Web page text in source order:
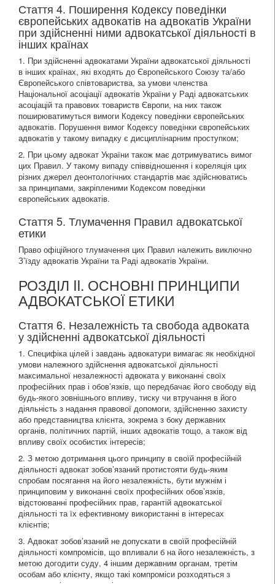
Стаття 4. Поширення Кодексу поведінки
європейських адвокатів на адвокатів України
при здійсненні ними адвокатської діяльності в
інших країнах
1. При здійсненні адвокатами України адвокатської діяльності
в інших країнах, які входять до Європейського Союзу та/або
Європейського співтовариства, за умови членства
Національної асоціації адвокатів України у Раді адвокатських
асоціацій та правових товариств Європи, на них також
поширюватимуться вимоги Кодексу поведінки європейських
адвокатів. Порушення вимог Кодексу поведінки європейських
адвокатів у такому випадку є дисциплінарним проступком;
2. При цьому адвокат України також має дотримуватись вимог
цих Правил. У такому випаду співвідношення і кореляція цих
різних джерел деонтологічних стандартів має здійснюватись
за принципами, закріпленими Кодексом поведінки
європейських адвокатів.
Стаття 5. Тлумачення Правил адвокатської
етики
Право офіційного тлумачення цих Правил належить виключно
З’їзду адвокатів України та Раді адвокатів України.
РОЗДІЛ II. ОСНОВНІ ПРИНЦИПИ
АДВОКАТСЬКОЇ ЕТИКИ
Стаття 6. Незалежність та свобода адвоката
у здійсненні адвокатської діяльності
1. Специфіка цілей і завдань адвокатури вимагає як необхідної
умови належного здійснення адвокатської діяльності
максимальної незалежності адвоката у виконанні своїх
професійних прав і обов’язків, що передбачає його свободу від
будь-якого зовнішнього впливу, тиску чи втручання в його
діяльність з надання правової допомоги, здійсненню захисту
або представництва клієнта, зокрема з боку державних
органів, політичних партій, інших адвокатів тощо, а також від
впливу своїх особистих інтересів;
2. З метою дотримання цього принципу в своїй професійній
діяльності адвокат зобов’язаний протистояти будь-яким
спробам посягання на його незалежність, бути мужнім і
принциповим у виконанні своїх професійних обов’язків,
відстоюванні професійних прав, гарантій адвокатської
діяльності та їх ефективному використанні в інтересах
клієнтів;
3. Адвокат зобов’язаний не допускати в своїй професійній
діяльності компромісів, що впливали б на його незалежність, з
метою догодити суду, 4 іншим державним органам, третім
особам або клієнту, якщо такі компроміси розходяться з